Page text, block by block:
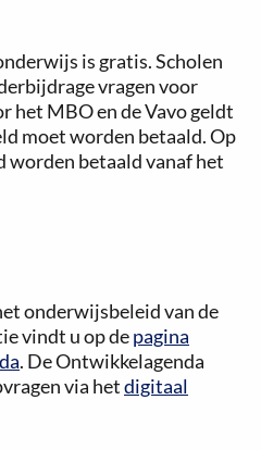
is gratis. Scholen
vragen voor
het MBO en de Vavo geldt
moet worden betaald. Op
worden betaald vanaf het
onderwijsbeleid van de
vindt u op depagina
. De Ontwikkelagenda
via hetdigitaal